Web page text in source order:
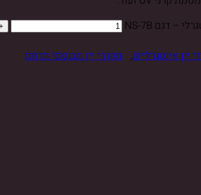
יין אינטגרליים, מקררי יין מבוססי מדחס